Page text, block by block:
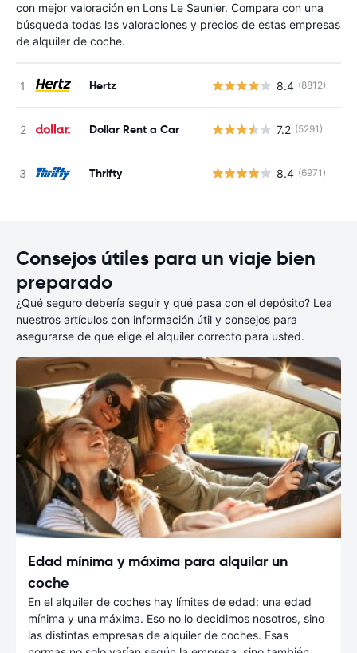
con mejor valoración en Lons Le Saunier. Compara con una
búsqueda todas las valoraciones y precios de estas empresas
de alquiler de coche.
Hertz 8.4 (8812)
Dollar Rent a Car 7.2 (5291)
Thrifty 8.4 (6971)
Consejos útiles para un viaje bien
preparado
¿Qué seguro debería seguir y qué pasa con el depósito? Lea
nuestros artículos con información útil y consejos para
asegurarse de que elige el alquiler correcto para usted.
Edad mínima y máxima para alquilar un
coche
En el alquiler de coches hay límites de edad: una edad
mínima y una máxima. Eso no lo decidimos nosotros, sino
las distintas empresas de alquiler de coches. Esas